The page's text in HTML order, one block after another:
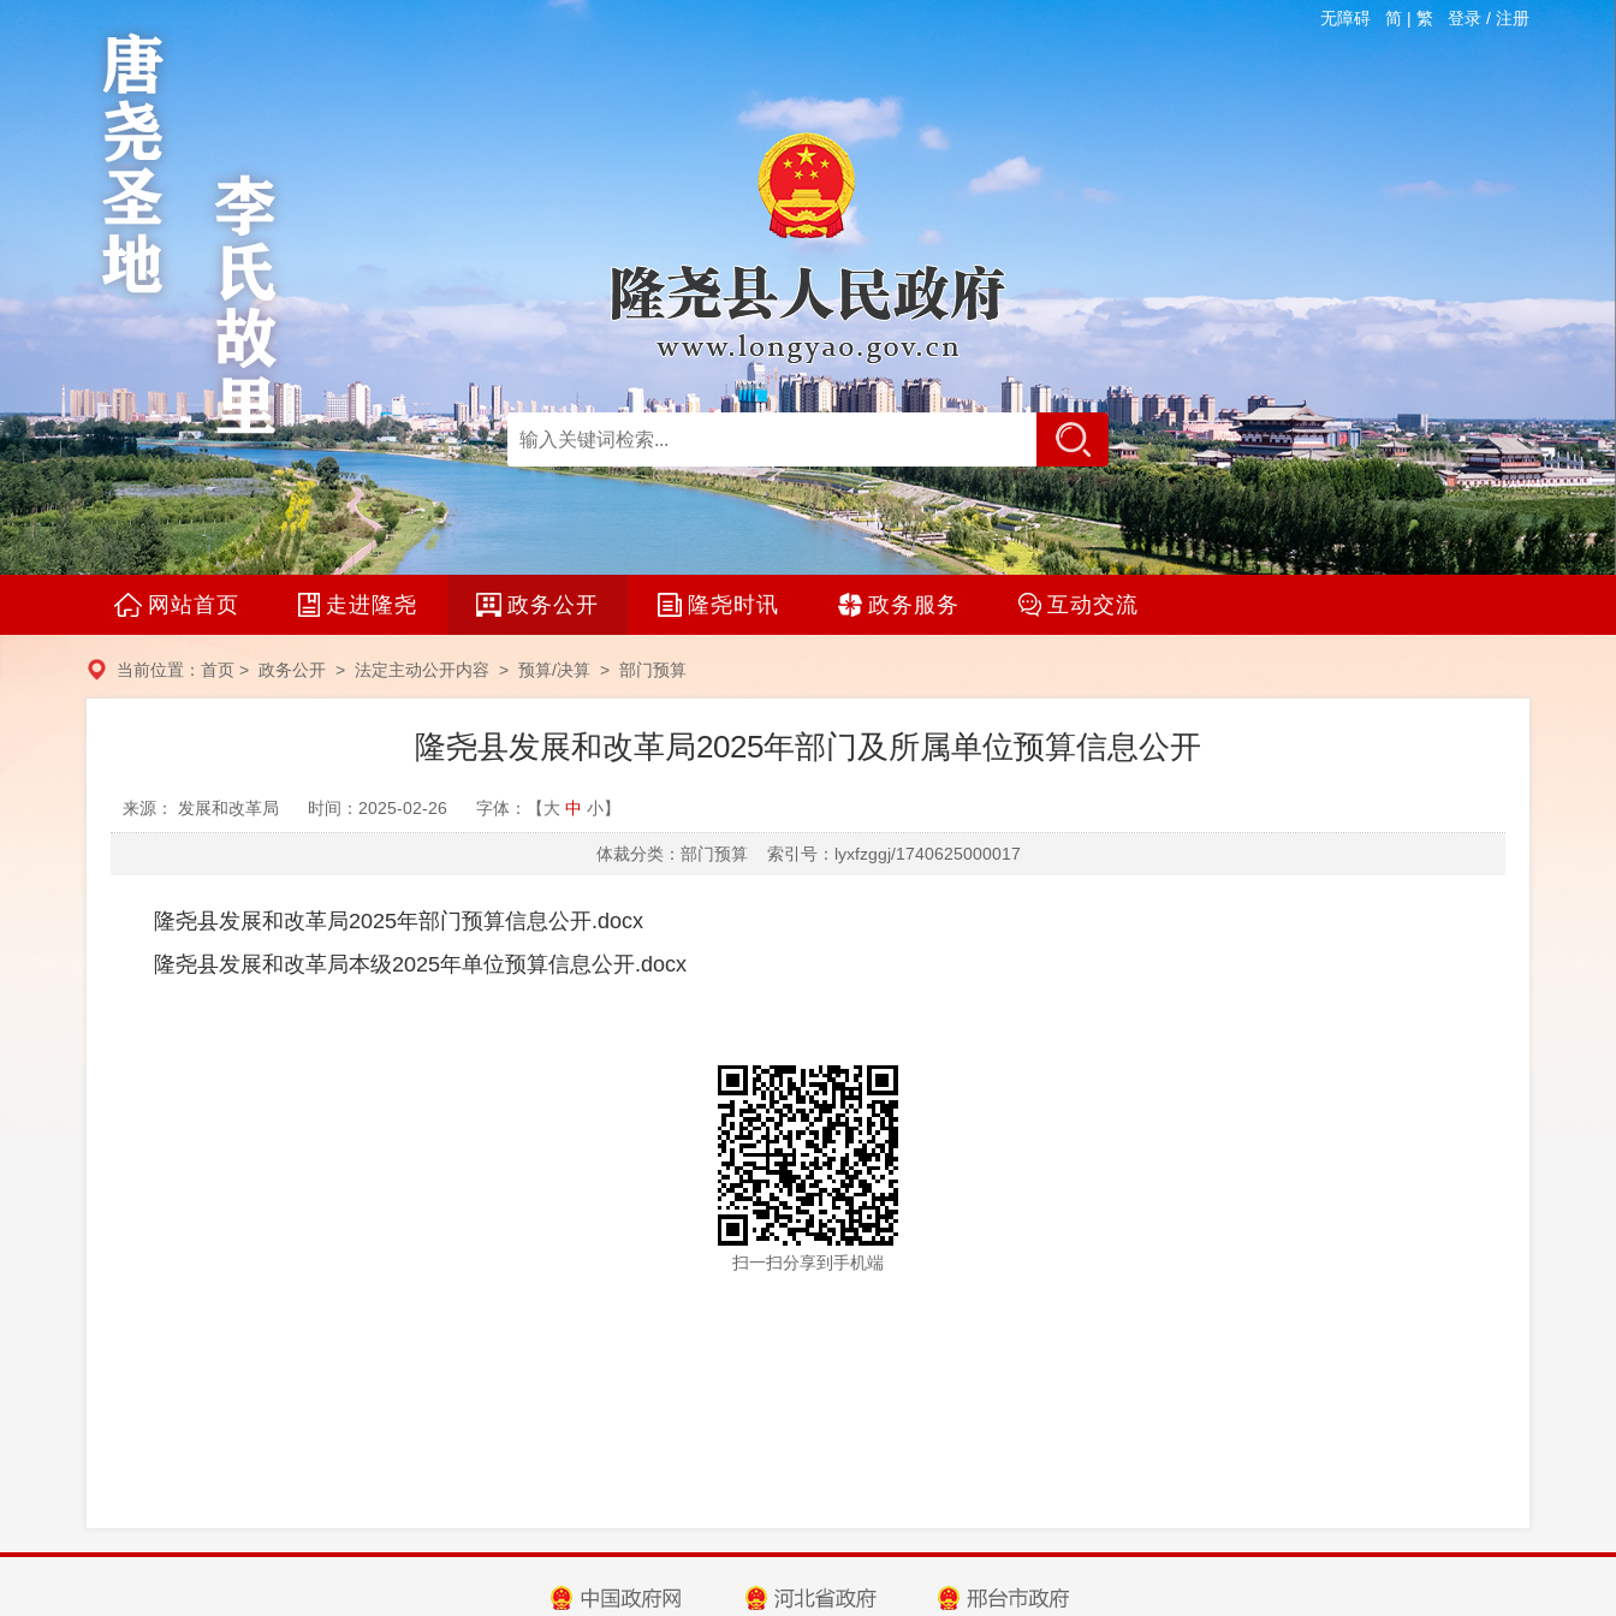
无障碍 简 |繁 登录/ 注册
网站首页 走进隆尧 政务公开 隆尧时讯 政务服务 互动交流
当前位置： 首页 > 政务公开 > 法定主动公开内容 > 预算/决算 > 部门预算
隆尧县发展和改革局2025年部门及所属单位预算信息公开
来源： 发展和改革局 时间：2025-02-26 字体：【大 中 小】
体裁分类：部门预算 索引号：lyxfzggj/1740625000017
隆尧县发展和改革局2025年部门预算信息公开.docx
隆尧县发展和改革局本级2025年单位预算信息公开.docx
扫一扫分享到手机端